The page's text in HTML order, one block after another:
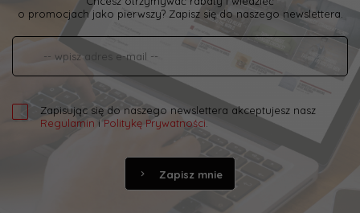
o promocjach jako pierwszy? Zapisz się do naszego newslettera.
Zapisując się do naszego newslettera akceptujesz nasz
Regulamin i Politykę Prywatności
Zapisz mnie